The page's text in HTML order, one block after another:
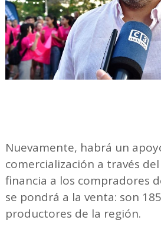
Nuevamente, habrá un
comercialización a través del
financia a los compradores
se pondrá a la venta: son
productores de la región.